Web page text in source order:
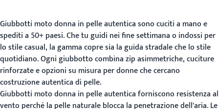
Giubbotti moto donna in pelle autentica sono cuciti a mano e
spediti a 50+ paesi. Che tu guidi nei fine settimana o indossi per
lo stile casual, la gamma copre sia la guida stradale che lo stile
quotidiano. Ogni giubbotto combina zip asimmetriche, cuciture
rinforzate e opzioni su misura per donne che cercano
costruzione autentica di pelle.
Giubbotti moto donna in pelle autentica forniscono resistenza al
vento perché la pelle naturale blocca la penetrazione dell'aria. Le